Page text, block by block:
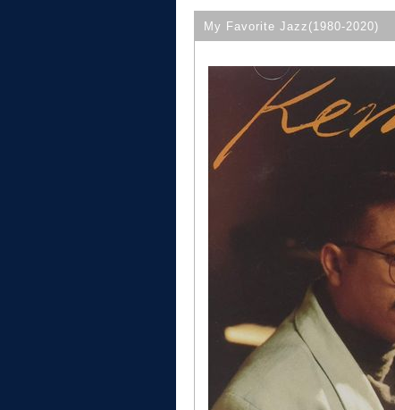
My Favorite Jazz(1980-2020)